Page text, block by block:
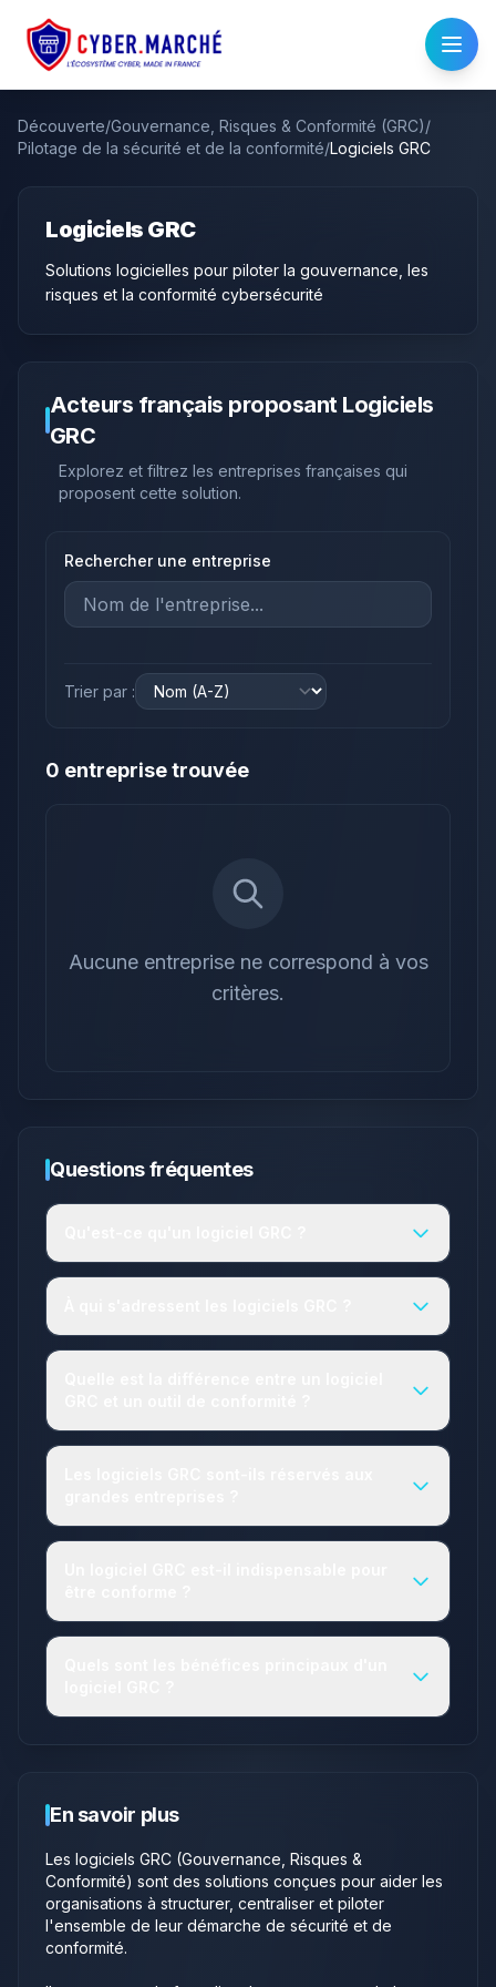
Découverte/Gouvernance, Risques & Conformité (GRC)/
Pilotage de la sécurité et de la conformité/Logiciels GRC
Logiciels GRC
Solutions logicielles pour piloter la gouvernance, les
risques et la conformité cybersécurité
Acteurs français proposant Logiciels
GRC
Explorez et filtrez les entreprises françaises qui
proposent cette solution.
Rechercher une entreprise
Trier par :
0 entreprisetrouvée
Aucune entreprise ne correspond à vos
critères.
Questions fréquentes
En savoir plus
Les logiciels GRC (Gouvernance, Risques &
Conformité) sont des solutions conçues pour aider les
organisations à structurer, centraliser et piloter
l'ensemble de leur démarche de sécurité et de
conformité.